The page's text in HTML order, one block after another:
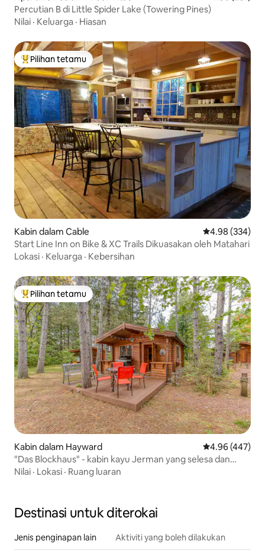
Percutian B di Little Spider Lake (Towering Pines)
Nilai · Keluarga · Hiasan
Pilihan utama tetamu
Pilihan tetamu
Kabin dalam Cable Penarafan
4.98 (334)
Start Line Inn on Bike & XC Trails Dikuasakan oleh Matahari
Lokasi · Keluarga · Kebersihan
Pilihan utama tetamu
Pilihan tetamu
Kabin dalam Hayward Penarafan
4.96 (447)
"Das Blockhaus" - kabin kayu Jerman yang selesa dan
tulen
Nilai · Lokasi · Ruang luaran
Destinasi untuk diterokai
Jenis penginapan lain Aktiviti yang boleh dilakukan